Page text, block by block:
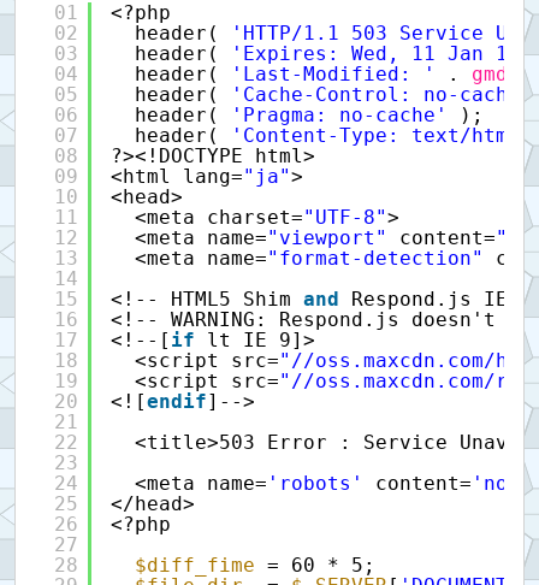
01
02
03
04
05
06
07
08
09
10
11
12
13
14
15
16
17
18
19
20
21
22
23
24
25
26
27
28
<?php
header(
'HTTP/1.1 503 Service
header(
'Expires: Wed, 11 Jan
header(
'Last-Modified: ' .
header(
'Cache-Control: no-
header(
'Pragma: no-cache'
);
header(
'Content-Type: text/
?><!DOCTYPE html>
<html lang="ja">
<head>
<meta charset="UTF-8">
<meta name="viewport" content=
<meta name="format-detection"
<!-- HTML5 Shim and
Respond.js IE8
<!-- WARNING: Respond.js doesn't
<!--[ if
lt IE 9]>
<script src="//oss.maxcdn.com/
<script src="//oss.maxcdn.com/
<![endif]-->
<title>503 Error : Service
<meta name= 'robots' content=
</head>
<?php
$diff_fime = 60 * 5;